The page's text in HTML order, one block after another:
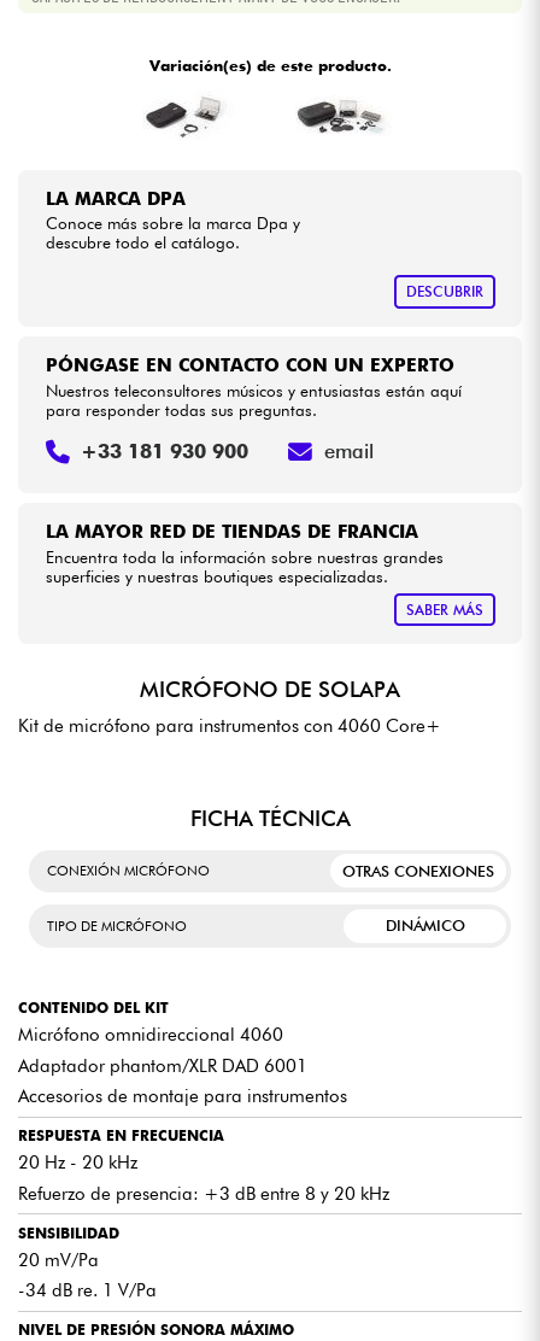
Variación(es) de este producto.
LA MARCA DPA
Conoce más sobre la marca Dpa y
descubre todo el catálogo.
DESCUBRIR
LA MAYOR RED DE TIENDAS DE FRANCIA
Encuentra toda la información sobre nuestras grandes
superficies y nuestras boutiques especializadas.
SABER MÁS
PÓNGASE EN CONTACTO CON UN EXPERTO
Nuestros teleconsultores músicos y entusiastas están aquí
para responder todas sus preguntas.
+33 181 930 900 email
MICRÓFONO DE SOLAPA
Kit de micrófono para instrumentos con 4060 Core+
FICHA TÉCNICA
CONEXIÓN MICRÓFONO OTRAS CONEXIONES
TIPO DE MICRÓFONO DINÁMICO
CONTENIDO DEL KIT
Micrófono omnidireccional 4060
Adaptador phantom/XLR DAD 6001
Accesorios de montaje para instrumentos
RESPUESTA EN FRECUENCIA
20 Hz - 20 kHz
Refuerzo de presencia: +3 dB entre 8 y 20 kHz
SENSIBILIDAD
20 mV/Pa
-34 dB re. 1 V/Pa
NIVEL DE PRESIÓN SONORA MÁXIMO